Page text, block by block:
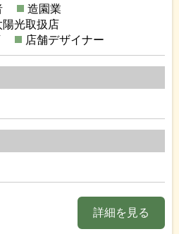
造園業
陽光取扱店
店舗デザイナー
詳細を見る